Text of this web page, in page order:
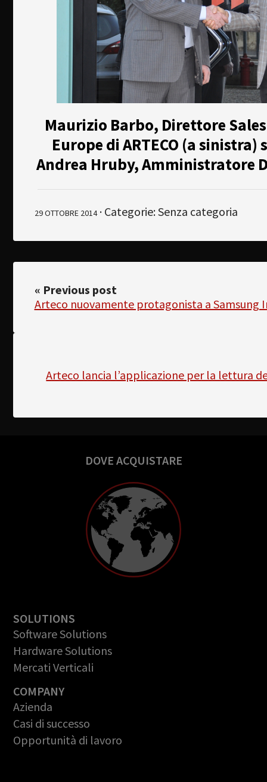
Maurizio Barbo, Direttore
Europe di ARTECO (a
Andrea Hruby, Amministratore
29 OTTOBRE 2014· Categorie: Senza categoria
« Previous post
Arteco nuovamente protagonista a Samsung
Arteco lancia l’applicazione per la lettura
DOVE ACQUISTARE
SOLUTIONS
Software Solutions
Hardware Solutions
Mercati Verticali
COMPANY
Azienda
Casi di successo
Opportunità di lavoro